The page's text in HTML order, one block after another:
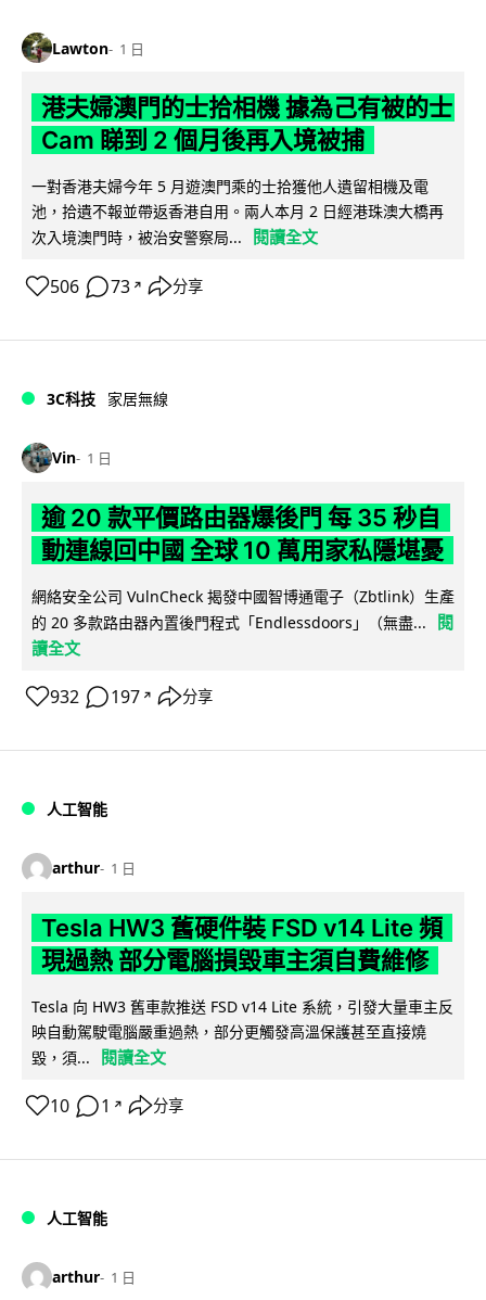
Lawton 1 日
港夫婦澳門的士拾相機 據為己有被的士
Cam 睇到 2 個月後再入境被捕
一對香港夫婦今年 5 月遊澳門乘的士拾獲他人遺留相機及電
池，拾遺不報並帶返香港自用。兩人本月 2 日經港珠澳大橋再
次入境澳門時，被治安警察局...
閱讀全文
506 73 ↗ 分享
3C科技 家居無線
Vin 1 日
逾 20 款平價路由器爆後門 每 35 秒自
動連線回中國 全球 10 萬用家私隱堪憂
網絡安全公司 VulnCheck 揭發中國智博通電子（Zbtlink）生產
的 20 多款路由器內置後門程式「Endlessdoors」（無盡...
閱
讀全文
932 197 ↗ 分享
人工智能
arthur 1 日
Tesla HW3 舊硬件裝 FSD v14 Lite 頻
現過熱 部分電腦損毀車主須自費維修
Tesla 向 HW3 舊車款推送 FSD v14 Lite 系統，引發大量車主反
映自動駕駛電腦嚴重過熱，部分更觸發高溫保護甚至直接燒
毀，須...
閱讀全文
10 1 ↗ 分享
人工智能
arthur 1 日